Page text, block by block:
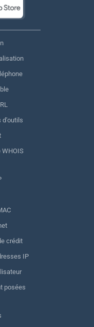
d'outils
WHOIS
crédit
IP
posées